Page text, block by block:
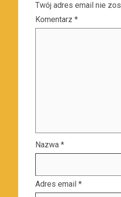
Twój adres email nie
Komentarz *
Nazwa *
Adres email *